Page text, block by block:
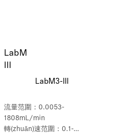
LabM3-III
流量范圍：0.0053-
1808mL/min
轉(zhuǎn)速范圍：0.1-